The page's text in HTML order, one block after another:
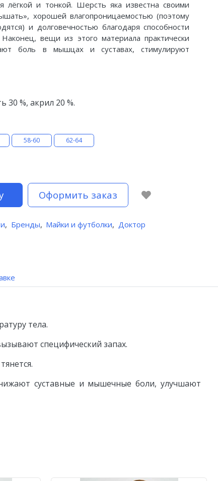
и тонкой. Шерсть яка известна своими
хорошей влагопроницаемостью (поэтому
и долговечностью благодаря способности
вещи из этого материала практически
боль в мышцах и суставах, стимулируют
30 %, акрил 20 %.
58-60 62-64
Оформить заказ
, Бренды, Майки и футболки, Доктор
тела.
специфический запах.
суставные и мышечные боли, улучшают